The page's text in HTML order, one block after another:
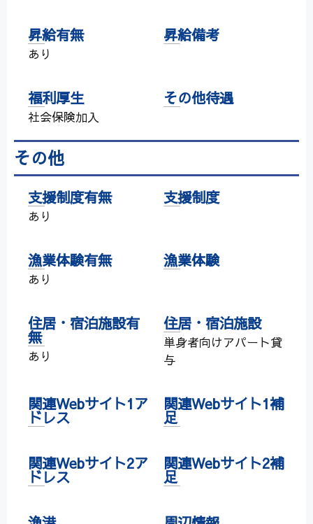
昇給有無
あり
昇給備考
福利厚生
社会保険加入
その他待遇
その他
支援制度有無
あり
支援制度
漁業体験有無
あり
漁業体験
住居・宿泊施設有
無
あり
住居・宿泊施設
単身者向けアパート貸
与
関連Webサイト1ア
ドレス
関連Webサイト1補
足
関連Webサイト2ア
ドレス
関連Webサイト2補
足